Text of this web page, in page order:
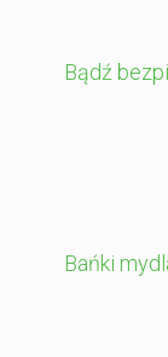
Bądź
Bańki